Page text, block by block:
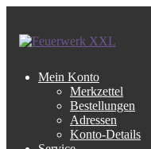
Zur
Navigation
Zum
Inhalt
Mein Konto
Merkzettel
Bestellungen
Adressen
Konto-Details